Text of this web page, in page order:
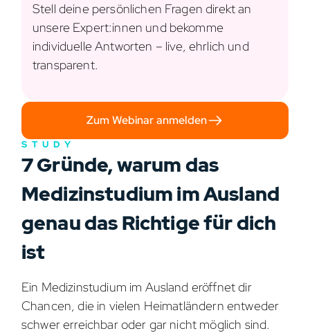
Stell deine persönlichen Fragen direkt an
unsere Expert:innen und bekomme
individuelle Antworten – live, ehrlich und
transparent.
Zum Webinar anmelden
STUDY
7 Gründe, warum das
Medizinstudium im Ausland
genau das Richtige für dich
ist
Ein Medizinstudium im Ausland eröffnet dir
Chancen, die in vielen Heimatländern entweder
schwer erreichbar oder gar nicht möglich sind.